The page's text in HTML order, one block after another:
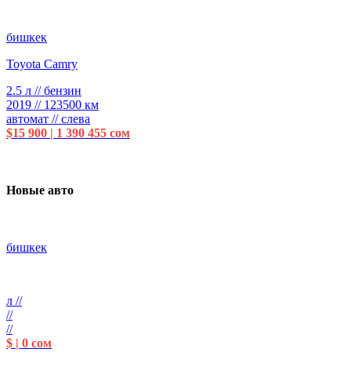
бишкек
Toyota Camry
2.5 л // бензин
2019 // 123500 км
автомат // слева
$15 900 | 1 390 455 сом
Новые авто
бишкек
л //
//
//
$ | 0 сом